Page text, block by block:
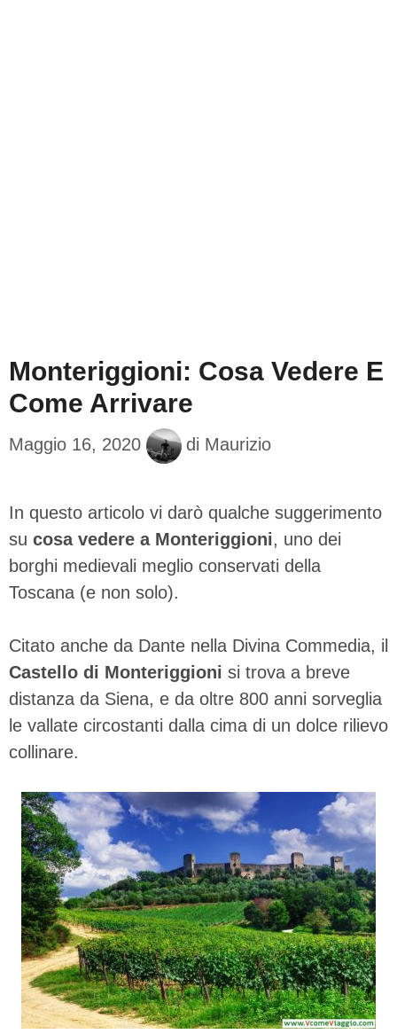
Monteriggioni: Cosa Vedere E
Come Arrivare
Maggio 16, 2020 di Maurizio
In questo articolo vi darò qualche suggerimento
su cosa vedere a Monteriggioni, uno dei
borghi medievali meglio conservati della
Toscana (e non solo).
Citato anche da Dante nella Divina Commedia, il
Castello di Monteriggioni si trova a breve
distanza da Siena, e da oltre 800 anni sorveglia
le vallate circostanti dalla cima di un dolce rilievo
collinare.